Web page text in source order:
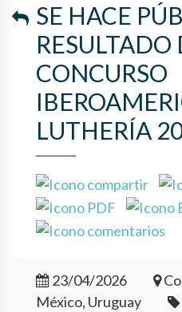
SE HACE
RESULTADO
CONCURSO
LUTHERÍA
23/04/2026
México, Uruguay